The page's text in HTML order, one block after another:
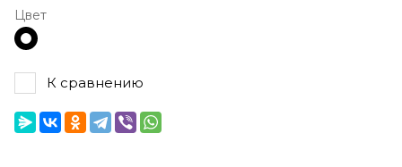
Цвет
К сравнению